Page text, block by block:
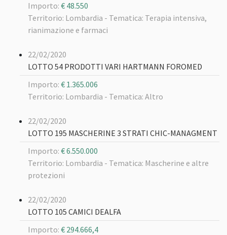
Importo: € 48.550
Territorio: Lombardia - Tematica: Terapia intensiva,
rianimazione e farmaci
22/02/2020
LOTTO 54 PRODOTTI VARI HARTMANN FOROMED
Importo: € 1.365.006
Territorio: Lombardia - Tematica: Altro
22/02/2020
LOTTO 195 MASCHERINE 3 STRATI CHIC-MANAGMENT
Importo: € 6.550.000
Territorio: Lombardia - Tematica: Mascherine e altre
protezioni
22/02/2020
LOTTO 105 CAMICI DEALFA
Importo: € 294.666,4